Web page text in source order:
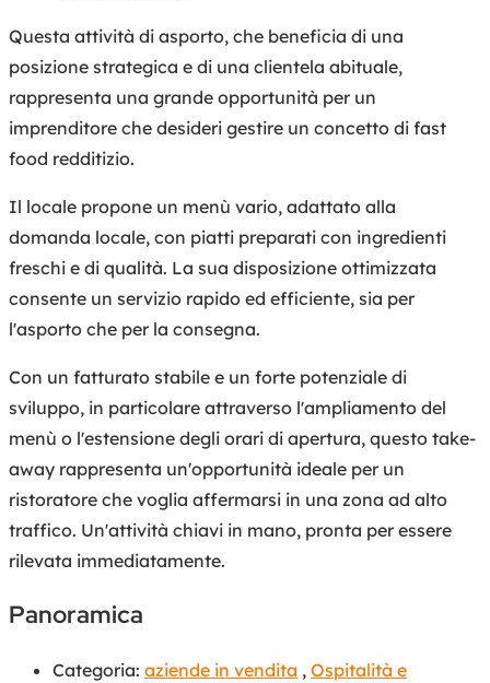
Questa attività di asporto, che beneficia di una
posizione strategica e di una clientela abituale,
rappresenta una grande opportunità per un
imprenditore che desideri gestire un concetto di fast
food redditizio.
Il locale propone un menù vario, adattato alla
domanda locale, con piatti preparati con ingredienti
freschi e di qualità. La sua disposizione ottimizzata
consente un servizio rapido ed efficiente, sia per
l'asporto che per la consegna.
Con un fatturato stabile e un forte potenziale di
sviluppo, in particolare attraverso l'ampliamento del
menù o l'estensione degli orari di apertura, questo take-
away rappresenta un'opportunità ideale per un
ristoratore che voglia affermarsi in una zona ad alto
traffico. Un'attività chiavi in mano, pronta per essere
rilevata immediatamente.
Panoramica
Categoria: aziende in vendita , Ospitalità e